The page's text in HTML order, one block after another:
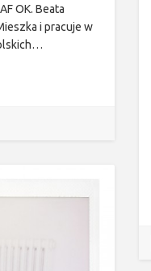
OK. Beata
i pracuje w